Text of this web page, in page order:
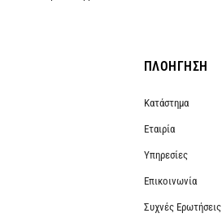
ΠΛΟΗΓΗΣΗ
Κατάστημα
Εταιρία
Υπηρεσίες
Επικοινωνία
Συχνές Ερωτήσεις